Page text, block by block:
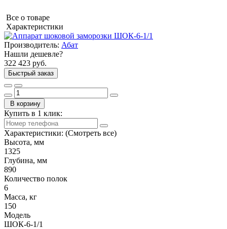
Все о товаре
Характеристики
Производитель: Абат
Нашли дешевле?
322 423 руб.
Быстрый заказ
В корзину
Купить в 1 клик:
Характеристики: (Смотреть все)
Высота, мм
1325
Глубина, мм
890
Количество полок
6
Масса, кг
150
Модель
ШОК-6-1/1